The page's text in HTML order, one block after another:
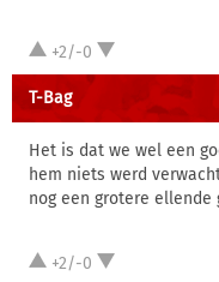
+2/-0
T-Bag
Het is dat we wel een
hem niets werd
nog een grotere ellende
+2/-0